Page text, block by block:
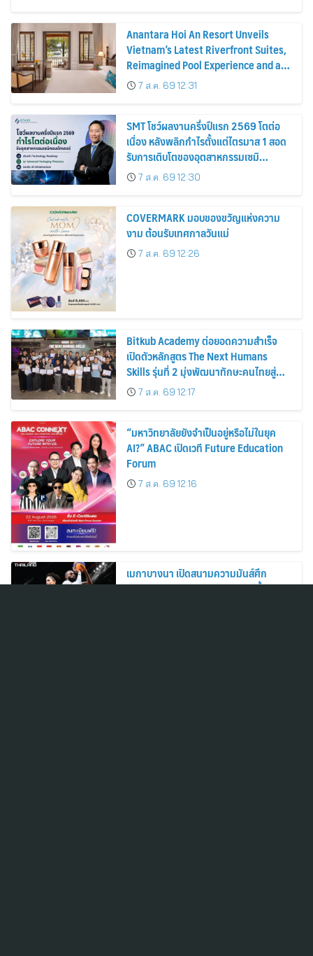
Anantara Hoi An Resort Unveils
Vietnam’s Latest Riverfront Suites,
Reimagined Pool Experience and a
Vibrant New Dining Destination
7 ส.ค. 69 12:31
SMT โชว์ผลงานครึ่งปีแรก 2569 โตต่อ
เนื่อง หลังพลิกกำไรตั้งแต่ไตรมาส 1 สอด
รับการเติบโตของอุตสาหกรรมเซมิ
คอนดักเตอร์
7 ส.ค. 69 12:30
COVERMARK มอบของขวัญแห่งความ
งาม ต้อนรับเทศกาลวันแม่
7 ส.ค. 69 12:26
Bitkub Academy ต่อยอดความสำเร็จ
เปิดตัวหลักสูตร The Next Humans
Skills รุ่นที่ 2 มุ่งพัฒนาทักษะคนไทยสู่
การเป็นคนของอนาคต
7 ส.ค. 69 12:17
“มหาวิทยาลัยยังจำเป็นอยู่หรือไม่ในยุค
AI?” ABAC เปิดเวที Future Education
Forum
7 ส.ค. 69 12:16
เมกาบางนา เปิดสนามความมันส์ศึก
บาสเกตบอล 3×3 นานาชาติ ตอกย้ำการ